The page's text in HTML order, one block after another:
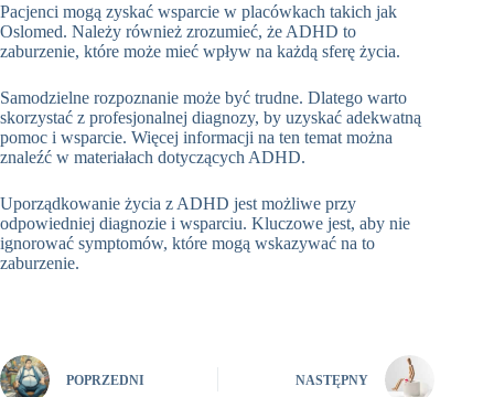
Pacjenci mogą zyskać wsparcie w placówkach takich jak
Oslomed. Należy również zrozumieć, że ADHD to
zaburzenie, które może mieć wpływ na każdą sferę życia.
Samodzielne rozpoznanie może być trudne. Dlatego warto
skorzystać z profesjonalnej diagnozy, by uzyskać adekwatną
pomoc i wsparcie. Więcej informacji na ten temat można
znaleźć w materiałach dotyczących ADHD.
Uporządkowanie życia z ADHD jest możliwe przy
odpowiedniej diagnozie i wsparciu. Kluczowe jest, aby nie
ignorować symptomów, które mogą wskazywać na to
zaburzenie.
POPRZEDNI NASTĘPNY